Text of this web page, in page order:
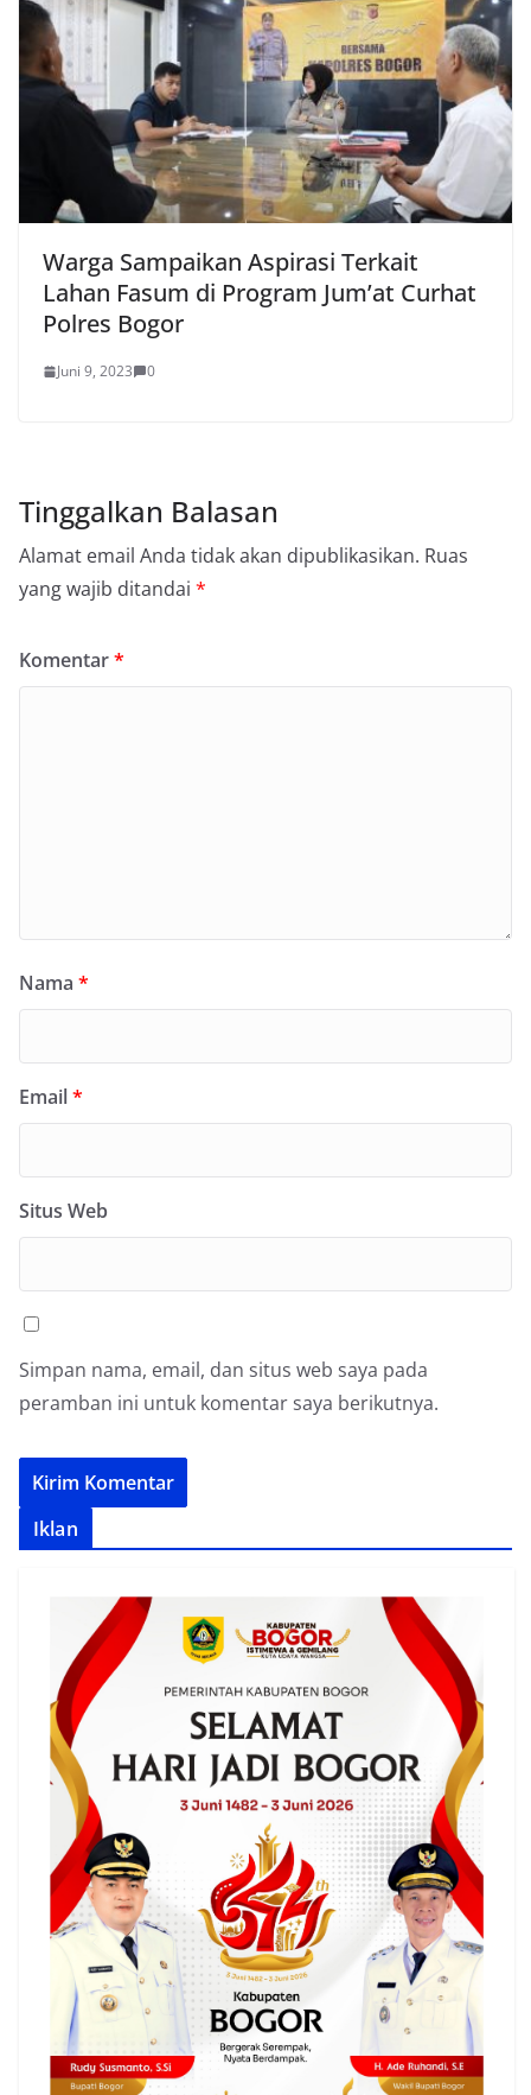
Warga Sampaikan Aspirasi Terkait
Lahan Fasum di Program Jum’at Curhat
Polres Bogor
Juni 9, 2023 0
Tinggalkan Balasan
Alamat email Anda tidak akan dipublikasikan. Ruas
yang wajib ditandai *
Komentar*
Nama *
Email*
Situs Web
Simpan nama, email, dan situs web saya pada
peramban ini untuk komentar saya berikutnya.
Iklan